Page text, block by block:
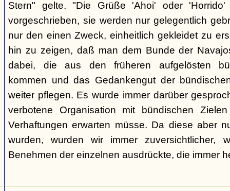
Stern" gelte. "Die Grüße 'Ahoi' oder
vorgeschrieben, sie werden nur gelegentlich
nur den einen Zweck, einheitlich gekleidet zu
hin zu zeigen, daß man dem Bunde der
dabei, die aus den früheren aufgelösten
kommen und das Gedankengut der
weiter pflegen. Es wurde immer darüber
verbotene Organisation mit bündischen
Verhaftungen erwarten müsse. Da diese aber
wurden, wurden wir immer zuversichtlicher,
Benehmen der einzelnen ausdrückte, die immer